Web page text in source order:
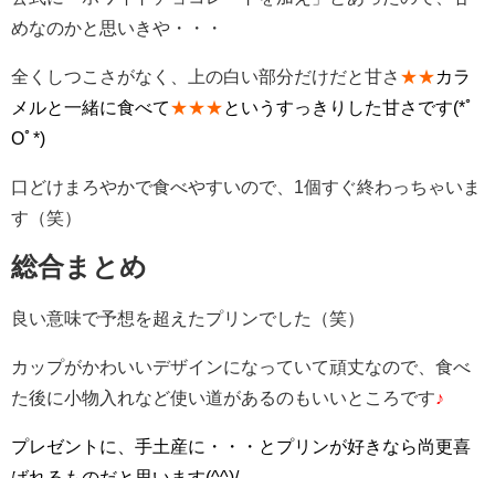
めなのかと思いきや・・・
全くしつこさがなく、上の白い部分だけだと甘さ ★★カラ
メルと一緒に食べて★★★というすっきりした甘さです(*ﾟ
Oﾟ*)
口どけまろやかで食べやすいので、1個すぐ終わっちゃいま
す（笑）
総合まとめ
良い意味で予想を超えたプリンでした（笑）
カップがかわいいデザインになっていて頑丈なので、食べ
た後に小物入れなど使い道があるのもいいところです♪
プレゼントに、手土産に・・・とプリンが好きなら尚更喜